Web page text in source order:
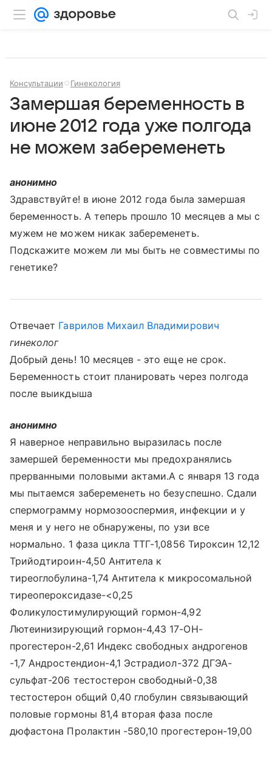
Консультации Гинекология
Замершая беременность в
июне 2012 года уже полгода
не можем забеременеть
анонимно
Здравствуйте! в июне 2012 года была замершая
беременность. А теперь прошло 10 месяцев а мы с
мужем не можем никак забеременеть.
Подскажите можем ли мы быть не совместимы по
генетике?
Отвечает Гаврилов Михаил Владимирович
гинеколог
Добрый день! 10 месяцев - это еще не срок.
Беременность стоит планировать через полгода
после выикдыша
анонимно
Я наверное неправильно выразилась после
замершей беременности мы предохранялись
прерванными половыми актами.А с января 13 года
мы пытаемся забеременеть но безуспешно. Сдали
спермограмму нормозооспермия, инфекции и у
меня и у него не обнаружены, по узи все
нормально. 1 фаза цикла ТТГ-1,0856 Тироксин 12,12
Трийодтироин-4,50 Антитела к
тиреоглобулина-1,74 Антитела к микросомальной
тиреопероксидазе-<0,25
Фоликулостимулирующий гормон-4,92
Лютеинизирующий гормон-4,43 17-ОН-
прогестерон-2,61 Индекс свободных андрогенов
-1,7 Андростендион-4,1 Эстрадиол-372 ДГЭА-
сульфат-206 тестостерон свободный-0,38
тестостерон общий 0,40 глобулин связывающий
половые гормоны 81,4 вторая фаза после
дюфастона Пролактин -580,10 прогестерон-19,00